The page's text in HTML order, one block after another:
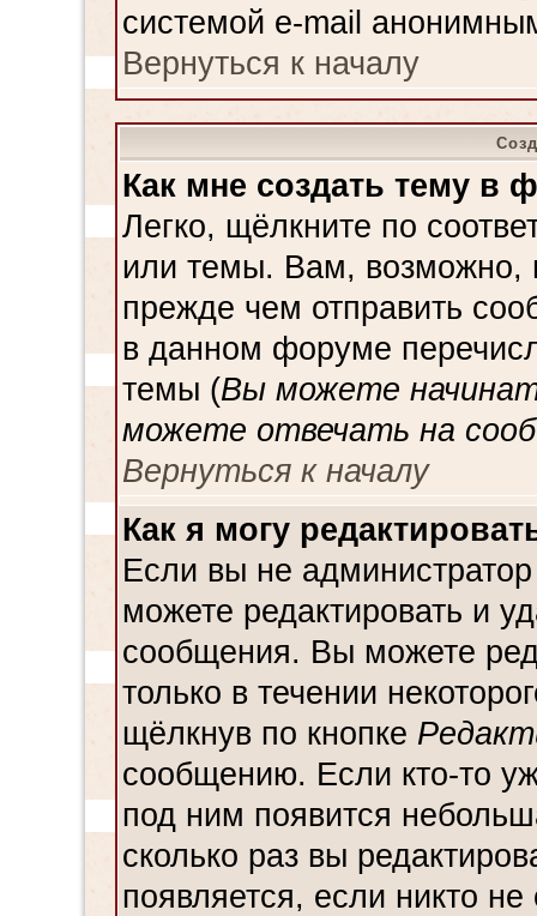
системой e-mail
Вернуться к началу
Как мне создать тему в
Легко, щёлкните по
или темы. Вам, возможно,
прежде чем отправить
в данном форуме
темы (Вы можете
можете отвечать на
Вернуться к началу
Как я могу
Если вы не
можете редактировать и
сообщения. Вы можете
только в течении
щёлкнув по кнопке
сообщению. Если кто-то
под ним появится
сколько раз вы
появляется, если никто